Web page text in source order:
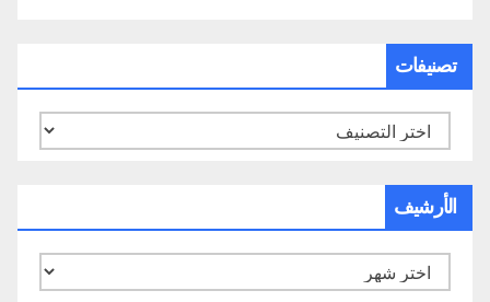
تصنيفات
تصنيفات
الأرشيف
الأرشيف